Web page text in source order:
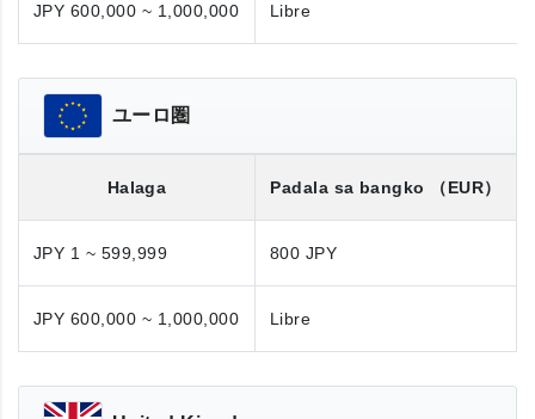
JPY 600,000 ~ 1,000,000 Libre
ユーロ圏
Halaga Padala sa bangko （EUR）
JPY 1 ~ 599,999 800 JPY
JPY 600,000 ~ 1,000,000 Libre